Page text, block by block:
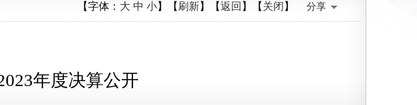
【字体： 大 中 小】【刷新】【返回 】【关闭 】 分享
年度决算公开